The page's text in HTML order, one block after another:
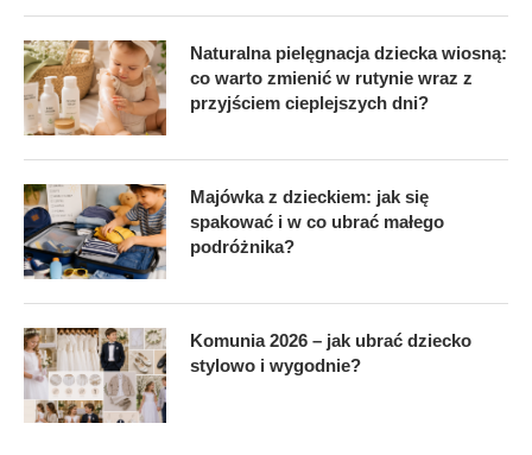
Naturalna pielęgnacja dziecka wiosną:
co warto zmienić w rutynie wraz z
przyjściem cieplejszych dni?
Majówka z dzieckiem: jak się
spakować i w co ubrać małego
podróżnika?
Komunia 2026 – jak ubrać dziecko
stylowo i wygodnie?